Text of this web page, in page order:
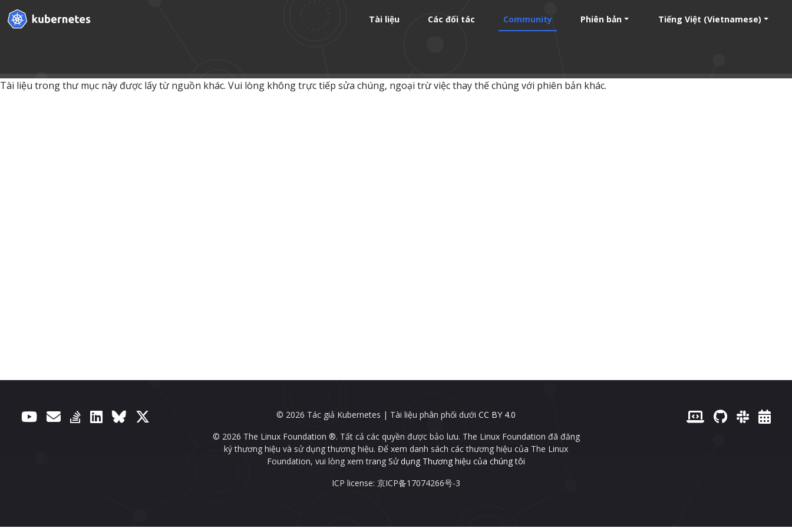
Tài liệu Các đối tác Community Phiên bản Tiếng Việt (Vietnamese)
Tài liệu trong thư mục này được lấy từ nguồn khác. Vui lòng không trực tiếp sửa chúng, ngoại trừ việc thay thế chúng với phiên bản khác.
© 2026 Tác giả Kubernetes | Tài liệu phân phối dưới CC BY 4.0
© 2026 The Linux Foundation ®. Tất cả các quyền được bảo lưu. The Linux Foundation đã đăng
ký thương hiệu và sử dụng thương hiệu. Để xem danh sách các thương hiệu của The Linux
Foundation, vui lòng xem trang Sử dụng Thương hiệu của chúng tôi
ICP license: 京ICP备17074266号-3